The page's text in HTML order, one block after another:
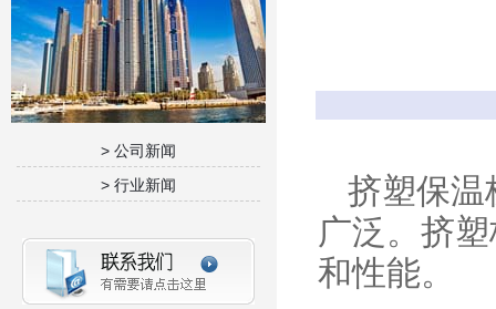
> 公司新闻
> 行业新闻
挤塑保温
广泛。挤
和性能。